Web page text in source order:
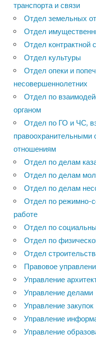
транспорта и связи
Отдел земельных
Отдел
Отдел контрактной
Отдел культуры
Отдел опеки и
несовершеннолетних
Отдел по
органом
Отдел по ГО и ЧС,
отношениям
Отдел по делам
Отдел по делам
Отдел по делам
Отдел по режимно-
работе
Отдел по
Отдел по
Отдел
Правовое
Управление
Управление делами
Управление закупок
Управление
Управление